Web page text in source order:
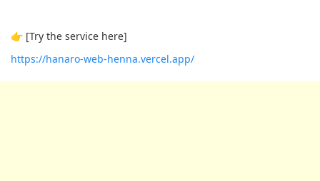
👉 [Try the service here]
https://hanaro-web-henna.vercel.app/